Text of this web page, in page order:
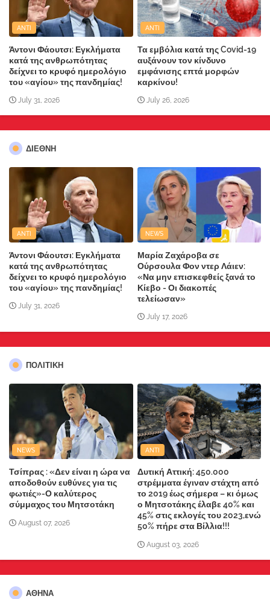
ANTI
Άντονι Φάουτσι: Εγκλήματα
κατά της ανθρωπότητας
δείχνει το κρυφό ημερολόγιο
του «αγίου» της πανδημίας!
July 31, 2026
ANTI
Τα εμβόλια κατά της Covid-19
αυξάνουν τον κίνδυνο
εμφάνισης επτά μορφών
καρκίνου!
July 26, 2026
ΔΙΕΘΝΗ
ANTI
Άντονι Φάουτσι: Εγκλήματα
κατά της ανθρωπότητας
δείχνει το κρυφό ημερολόγιο
του «αγίου» της πανδημίας!
July 31, 2026
NEWS
Μαρία Ζαχάροβα σε
Ούρσουλα Φον ντερ Λάιεν:
«Να μην επισκεφθείς ξανά το
Κίεβο - Οι διακοπές
τελείωσαν»
July 17, 2026
ΠΟΛΙΤΙΚΗ
NEWS
Τσίπρας : «Δεν είναι η ώρα να
αποδοθούν ευθύνες για τις
φωτιές»-Ο καλύτερος
σύμμαχος του Μητσοτάκη
August 07, 2026
ANTI
Δυτική Αττική: 450.000
στρέμματα έγιναν στάχτη από
το 2019 έως σήμερα – κι όμως
ο Μητσοτάκης έλαβε 40% και
45% στις εκλογές του 2023,ενώ
50% πήρε στα Βίλλια!!!
August 03, 2026
ΑΘΗΝΑ